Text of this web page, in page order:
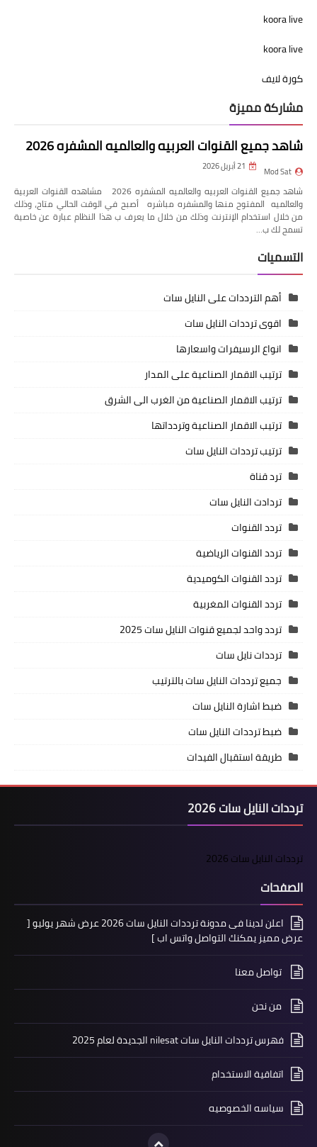
koora live
koora live
كورة لايف
مشاركة مميزة
شاهد جميع القنوات العربيه والعالميه المشفره 2026
Mod Sat 21 أبريل 2026
شاهد جميع القنوات العربيه والعالميه المشفره 2026 مشاهده القنوات العربية
والعالميه المفتوح منها والمشفره مباشره أصبح في الوقت الحالي متاح، وذلك
من خلال استخدام الإنترنت وذلك من خلال ما يعرف ب هذا النظام عبارة عن خاصية
تسمح لك ب…
التسميات
أهم الترددات على النايل سات
اقوى ترددات النايل سات
انواع الرسيفرات واسعارها
ترتيب الاقمار الصناعية على المدار
ترتيب الاقمار الصناعية من الغرب الى الشرق
ترتيب الاقمار الصناعية وتردداتها
ترتيب ترددات النايل سات
ترد قناة
تردادت النايل سات
تردد القنوات
تردد القنوات الرياضية
تردد القنوات الكوميدية
تردد القنوات المغربية
تردد واحد لجميع قنوات النايل سات 2025
ترددات نايل سات
جميع ترددات النايل سات بالترتيب
ضبط اشارة النايل سات
ضبط ترددات النايل سات
طريقة استقبال الفيدات
ترددات النايل سات 2026
ترددات النايل سات 2026
الصفحات
اعلن لدينا فى مدونة ترددات النايل سات 2026 عرض شهر يوليو [
عرض مميز يمكنك التواصل واتس اب ]
تواصل معنا
من نحن
فهرس ترددات النايل سات nilesat الجديدة لعام 2025
اتفاقية الاستخدام
سياسه الخصوصيه